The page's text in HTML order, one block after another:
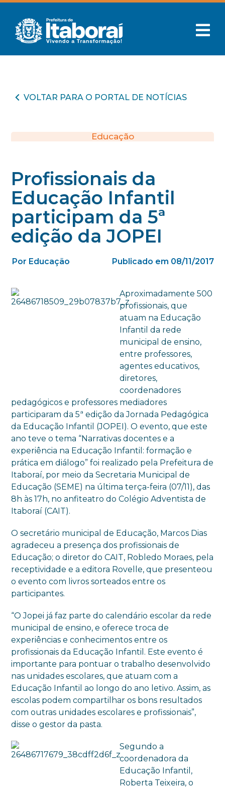
VOLTAR PARA O PORTAL DE NOTÍCIAS
Educação
Profissionais da
Educação Infantil
participam da 5ª
edição da JOPEI
Por Educação Publicado em 08/11/2017
Aproximadamente 500
profissionais, que
atuam na Educação
Infantil da rede
municipal de ensino,
entre professores,
agentes educativos,
diretores,
coordenadores
pedagógicos e professores mediadores
participaram da 5ª edição da Jornada Pedagógica
da Educação Infantil (JOPEI). O evento, que este
ano teve o tema “Narrativas docentes e a
experiência na Educação Infantil: formação e
prática em diálogo” foi realizado pela Prefeitura de
Itaboraí, por meio da Secretaria Municipal de
Educação (SEME) na última terça-feira (07/11), das
8h às 17h, no anfiteatro do Colégio Adventista de
Itaboraí (CAIT).
O secretário municipal de Educação, Marcos Dias
agradeceu a presença dos profissionais de
Educação; o diretor do CAIT, Robledo Moraes, pela
receptividade e a editora Rovelle, que presenteou
o evento com livros sorteados entre os
participantes.
“O Jopei já faz parte do calendário escolar da rede
municipal de ensino, e oferece troca de
experiências e conhecimentos entre os
profissionais da Educação Infantil. Este evento é
importante para pontuar o trabalho desenvolvido
nas unidades escolares, que atuam com a
Educação Infantil ao longo do ano letivo. Assim, as
escolas podem compartilhar os bons resultados
com outras unidades escolares e profissionais”,
disse o gestor da pasta.
Segundo a
coordenadora da
Educação Infantil,
Roberta Teixeira, o